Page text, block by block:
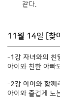
같다.
11월 14일 [찾
-1강 자녀와의 친
아이와 친한 아빠
-2강 아이와 함께
아이와 즐겁게 노